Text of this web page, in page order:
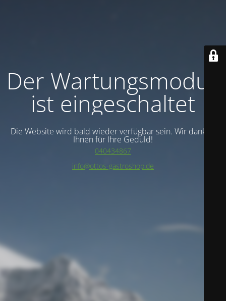
Der Wartungsmodus
ist eingeschaltet
Die Website wird bald wieder verfügbar sein. Wir danken
Ihnen für Ihre Geduld!
040434867
info@ottos-gastroshop.de